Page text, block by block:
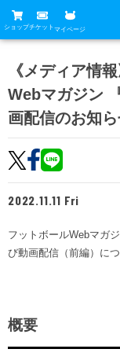
ショップチケット マイページ
グッズ
ホームタウン
トップチーム
試合
試合
試合日程
順位表
チケット
チケットガイド
席種・価格表
チケット購入方法
Buy Ticket Here
スケジュール
横浜FC観戦ガイド
観戦ルール・マナー
クラブ
フリ丸のページ
横浜FC公式オンラ
《メディア情
Webマガジン
画配信のお知
2022.11.11 Fri
フットボールWebマガ
び動画配信（前編）に
概要